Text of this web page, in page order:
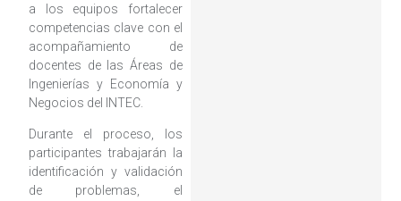
a los equipos fortalecer
competencias clave con el
acompañamiento de
docentes de las Áreas de
Ingenierías y Economía y
Negocios del INTEC.
Durante el proceso, los
participantes trabajarán la
identificación y validación
de problemas, el